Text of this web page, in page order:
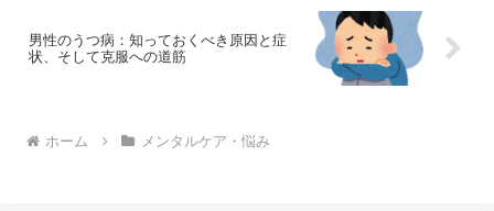
男性のうつ病：知っておくべき原因と症
状、そして克服への道筋
ホーム メンタルケア・悩み